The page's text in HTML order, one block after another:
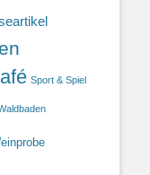
Sport & Spiel